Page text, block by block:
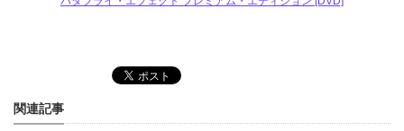
関連記事